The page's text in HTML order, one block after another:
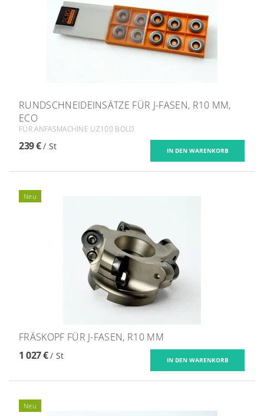
RUNDSCHNEIDEINSÄTZE FÜR J-FASEN, R10 MM,
ECO
FÜR ANFASMACHINE UZ100 BOLD
239 €/ St
Neu
FRÄSKOPF FÜR J-FASEN, R10 MM
1 027 €/ St
Neu